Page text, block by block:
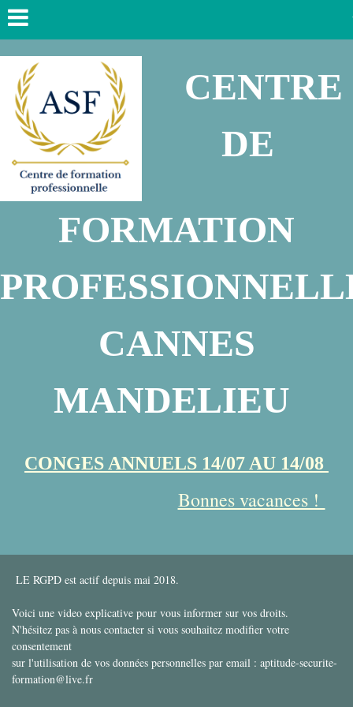
CENTRE
DE
FORMATION
CANNES
MANDELIEU
CONGES ANNUELS 14/07 AU 14/08
Bonnes vacances !
LE RGPD est actif depuis mai 2018.
Voici une video explicative pour vous informer sur vos droits.
N'hésitez pas à nous contacter si vous souhaitez modifier votre
consentement
sur l'utilisation de vos données personnelles par email : aptitude-securite-
formation@live.fr